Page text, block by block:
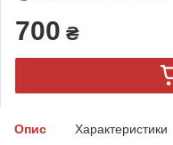
700 ₴
Опис Характеристики